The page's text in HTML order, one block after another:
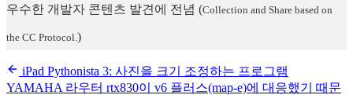
우수한 개발자 콘텐츠 발견에 전념 (Collection and Share based on
the CC Protocol. )
iPad Pythonista 3: 사진을 크기 조정하는 프로그램
YAMAHA 라우터 rtx830이 v6 플러스(map-e)에 대응했기 때문